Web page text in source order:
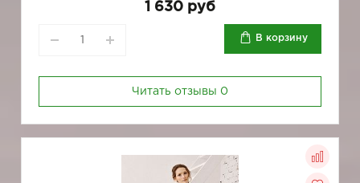
1 630 руб
В корзину
Читать отзывы 0